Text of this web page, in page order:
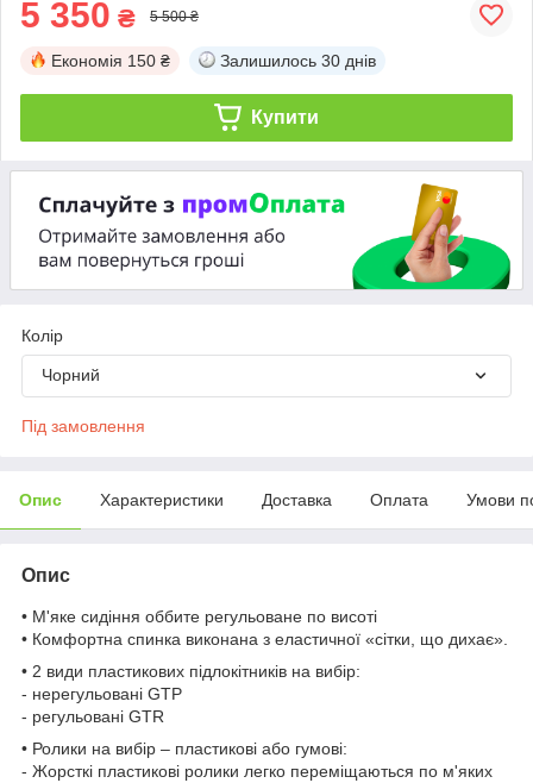
5 350 ₴ 5 500 ₴
Економія 150 ₴ Залишилось 30 днів
Купити
Колір
Чорний
Під замовлення
Опис Характеристики Доставка Оплата Умови
Опис
• М'яке сидіння оббите регульоване по висоті
• Комфортна спинка виконана з еластичної «сітки, що дихає».
• 2 види пластикових підлокітників на вибір:
- нерегульовані GTP
- регульовані GTR
• Ролики на вибір – пластикові або гумові:
- Жорсткі пластикові ролики легко переміщаються по м'яких